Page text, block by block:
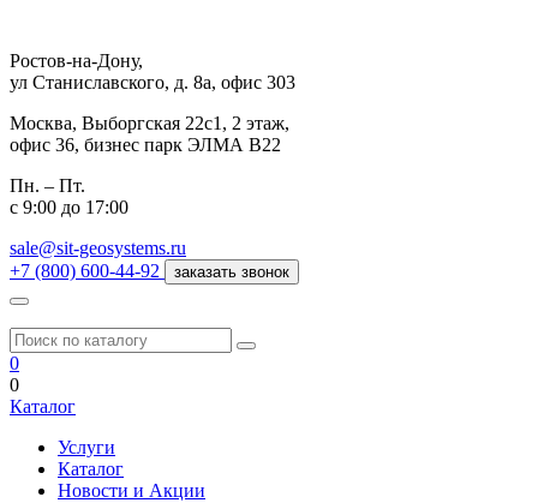
Ростов-на-Дону,
ул Станиславского, д. 8а, офис 303
Москва, Выборгская 22с1, 2 этаж,
офис 36, бизнес парк ЭЛМА В22
Пн. – Пт.
с 9:00 до 17:00
sale@sit-geosystems.ru
+7 (800) 600-44-92
заказать звонок
0
0
Каталог
Услуги
Каталог
Новости и Акции